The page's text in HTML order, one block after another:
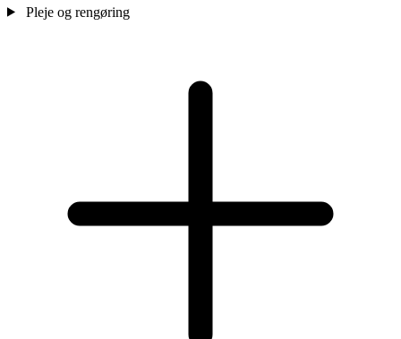
Pleje og rengøring